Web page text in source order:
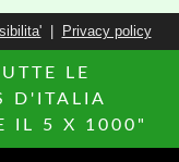
| Privacy policy
LE
D'ITALIA
IL 5 X 1000"